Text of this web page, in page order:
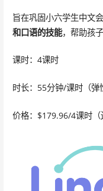
旨在巩固小六学生中文
和口语的技能，帮助孩
课时：4课时
时长：55分钟/课时（弹
价格：$179.96/4课时（